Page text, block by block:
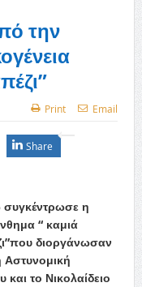
την
Print Email
Share
η
“ καμιά
διοργάνωσαν
το Νικολαίδειο